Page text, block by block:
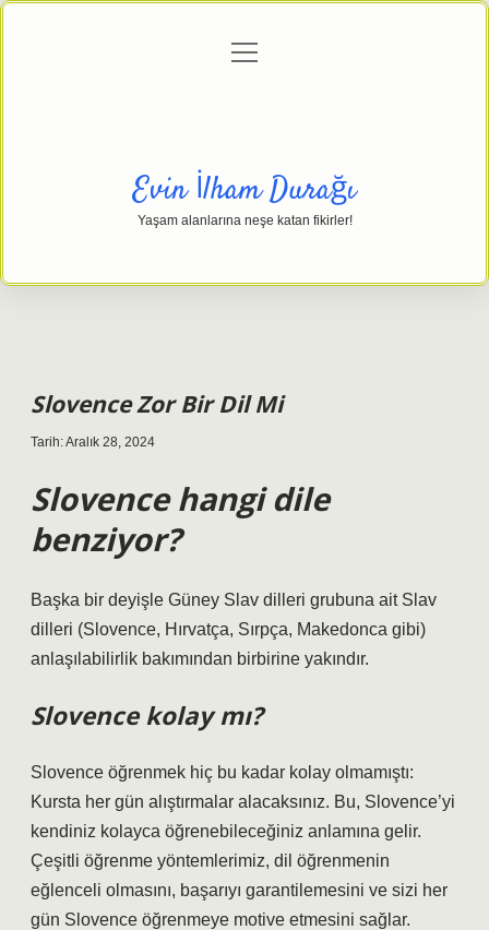
Gizlilik Politikası
menüyü
Evin İlham Durağı
Yaşam alanlarına neşe katan fikirler!
Slovence Zor Bir Dil Mi
Tarih: Aralık 28, 2024
Slovence hangi dile
benziyor?
Başka bir deyişle Güney Slav dilleri grubuna ait Slav
dilleri (Slovence, Hırvatça, Sırpça, Makedonca gibi)
anlaşılabilirlik bakımından birbirine yakındır.
Slovence kolay mı?
Slovence öğrenmek hiç bu kadar kolay olmamıştı:
Kursta her gün alıştırmalar alacaksınız. Bu, Slovence’yi
kendiniz kolayca öğrenebileceğiniz anlamına gelir.
Çeşitli öğrenme yöntemlerimiz, dil öğrenmenin
eğlenceli olmasını, başarıyı garantilemesini ve sizi her
gün Slovence öğrenmeye motive etmesini sağlar.